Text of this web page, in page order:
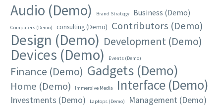
Audio (Demo) Brand Strategy Business (Demo)
Computers (Demo) consulting (Demo) Contributors (Demo)
Design (Demo) Development (Demo)
Devices (Demo) Events (Demo)
Finance (Demo) Gadgets (Demo)
Home (Demo) Immersive Media Interface (Demo)
Investments (Demo) Laptops (Demo) Management (Demo)